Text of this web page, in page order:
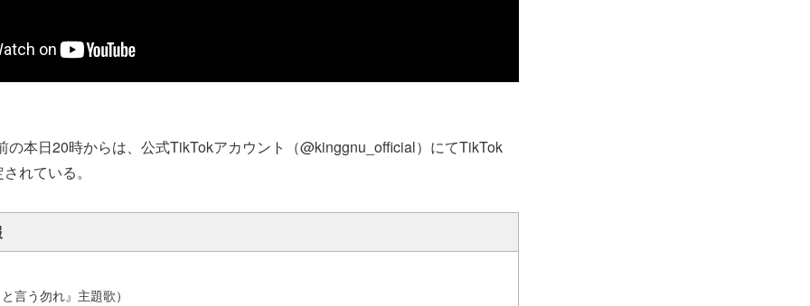
の本日20時からは、公式TikTokアカウント（@kinggnu_official）にてTikTok
れている。
言う勿れ』主題歌）